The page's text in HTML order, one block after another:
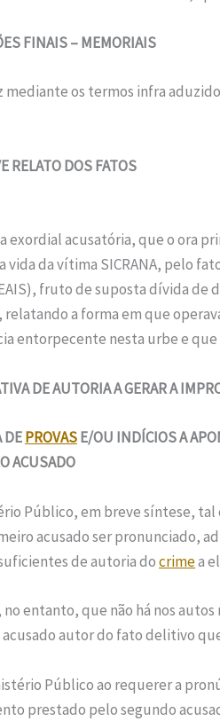
FINAIS – MEMORIAIS
mediante os termos infra
RELATO DOS FATOS
exordial acusatória, que o ora
vida da vítima SICRANA, pelo
fruto de suposta dívida
, relatando a forma em que
entorpecente nesta urbe e
DE AUTORIA A GERAR A
DEPROVASE/OU INDÍCIOS A
ACUSADO
Público, em breve síntese, tal
acusado ser pronunciado,
de autoria docrimea
entanto, que não há nos
autor do fato delitivo
Público ao requerer a
prestado pelo segundo